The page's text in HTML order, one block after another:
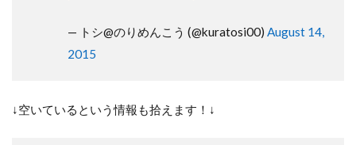
— トシ@のりめんこう (@kuratosi00) August 14,
2015
↓空いているという情報も拾えます！↓